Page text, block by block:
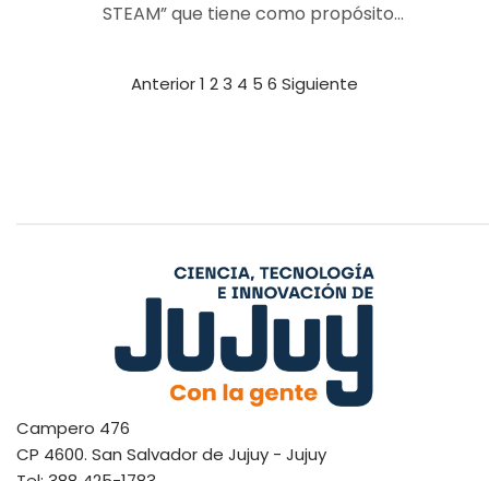
STEAM” que tiene como propósito…
Anterior1 23 4 5 6 Siguiente
Campero 476
CP 4600. San Salvador de Jujuy - Jujuy